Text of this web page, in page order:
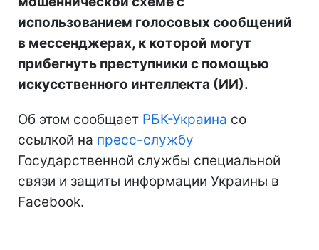
использованием голосовых сообщений
в мессенджерах, к которой могут
прибегнуть преступники с помощью
искусственного интеллекта (ИИ).
Об этом сообщает РБК-Украина со
ссылкой на пресс-службу
Государственной службы специальной
связи и защиты информации Украины в
Facebook.